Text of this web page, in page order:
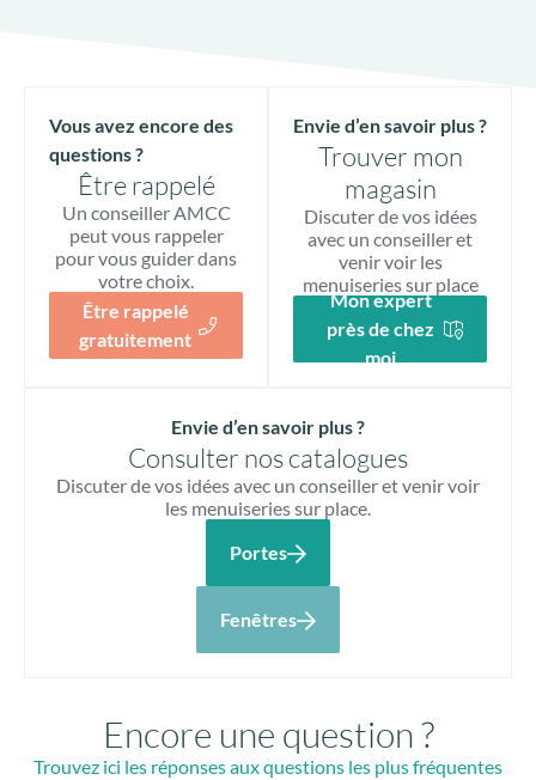
Vous avez encore des
questions ?
Être rappelé
Un conseiller AMCC
peut vous rappeler
pour vous guider dans
votre choix.
Être rappelé
gratuitement
Envie d’en savoir plus ?
Trouver mon
magasin
Discuter de vos idées
avec un conseiller et
venir voir les
menuiseries sur place
Mon expert
près de chez
moi
Envie d’en savoir plus ?
Consulter nos catalogues
Discuter de vos idées avec un conseiller et venir voir
les menuiseries sur place.
Portes
Fenêtres
Encore une question ?
Trouvez ici les réponses aux questions les plus fréquentes